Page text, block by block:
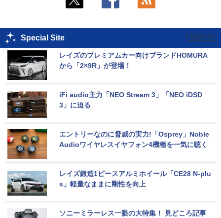
Special Site
レイズのプレミアムカー向けブランドHOMURA
から「2×9R」が登場！
iFi audio主力「NEO Stream 3」「NEO iDSD
3」に迫る
エントリーなのに脅威の実力!「Osprey」Noble
Audioワイヤレスイヤフォン4機種を一気に聴く
レイズ鍛造1ピースアルミホイール「CE28 N-plu
s」軽量なままに剛性を向上
ソニーミラーレス一眼の大特集！ 見どころ記事